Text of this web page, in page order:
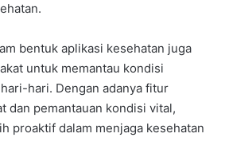
bentuk aplikasi kesehatan juga
untuk memantau kondisi
hari. Dengan adanya fitur
dan pemantauan kondisi vital,
proaktif dalam menjaga kesehatan